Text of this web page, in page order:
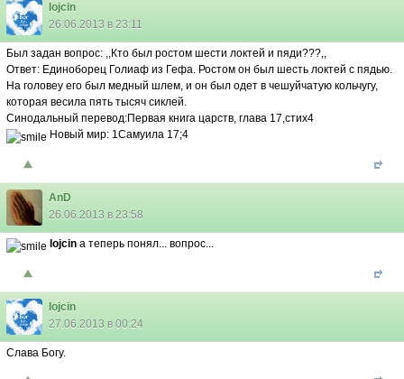
lojcin
26.06.2013 в 23:11
Был задан вопрос: ,,Кто был ростом шести локтей и пяди???,,
Ответ: Единоборец Голиаф из Гефа. Ростом он был шесть локтей с пядью.
На головеу его был медный шлем, и он был одет в чешуйчатую кольчугу,
которая весила пять тысяч сиклей.
Синодальный перевод:Первая книга царств, глава 17,стих4
Новый мир: 1Самуила 17;4
AnD
26.06.2013 в 23:58
lojcin а теперь понял... вопрос...
lojcin
27.06.2013 в 00:24
Слава Богу.